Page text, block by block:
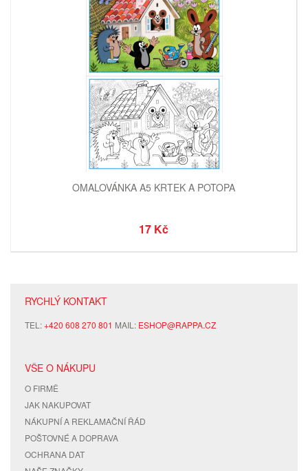
OMALOVÁNKA A5 KRTEK A POTOPA
17 Kč
RYCHLÝ KONTAKT
TEL:+420 608 270 801 MAIL: ESHOP@RAPPA.CZ
VŠE O NÁKUPU
O FIRMĚ
JAK NAKUPOVAT
NÁKUPNÍ A REKLAMAČNÍ ŘÁD
POŠTOVNÉ A DOPRAVA
OCHRANA DAT